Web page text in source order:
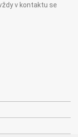
v kontaktu se